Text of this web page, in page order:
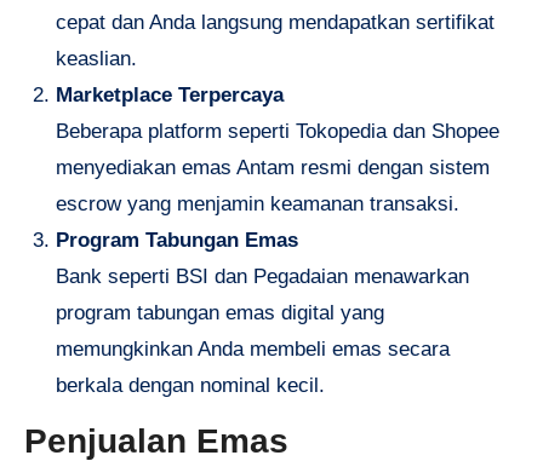
cepat dan Anda langsung mendapatkan sertifikat
keaslian.
Marketplace Terpercaya
Beberapa platform seperti Tokopedia dan Shopee
menyediakan emas Antam resmi dengan sistem
escrow yang menjamin keamanan transaksi.
Program Tabungan Emas
Bank seperti BSI dan Pegadaian menawarkan
program tabungan emas digital yang
memungkinkan Anda membeli emas secara
berkala dengan nominal kecil.
Penjualan Emas